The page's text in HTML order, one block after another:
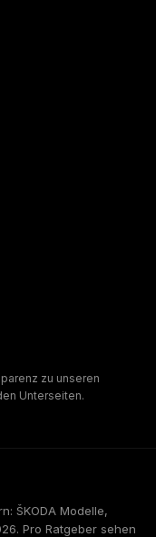
zu unseren
Unterseiten.
ŠKODA Modelle,
Pro Ratgeber sehen